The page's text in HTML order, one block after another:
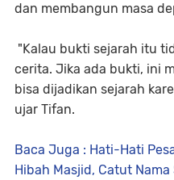
dan membangun masa
"Kalau bukti sejarah itu
cerita. Jika ada bukti, ini
bisa dijadikan sejarah
ujar Tifan.
Baca Juga : Hati-Hati
Hibah Masjid, Catut